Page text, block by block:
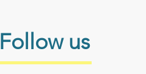
Follow us